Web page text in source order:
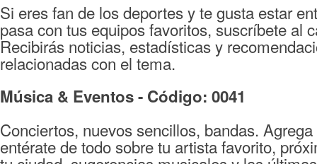
Si eres fan de los deportes y te gusta estar
pasa con tus equipos favoritos, suscríbete al
Recibirás noticias, estadísticas y
relacionadas con el tema.
Música & Eventos - Código: 0041
Conciertos, nuevos sencillos, bandas.
entérate de todo sobre tu artista favorito,